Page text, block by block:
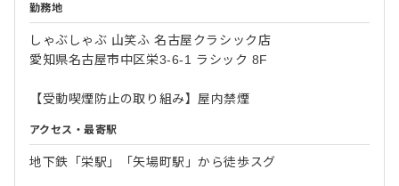
勤務地
しゃぶしゃぶ 山笑ふ 名古屋クラシック店
愛知県名古屋市中区栄3-6-1 ラシック 8F
【受動喫煙防止の取り組み】屋内禁煙
アクセス・最寄駅
地下鉄「栄駅」「矢場町駅」から徒歩スグ